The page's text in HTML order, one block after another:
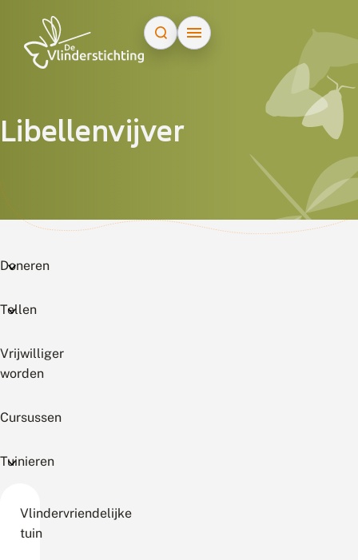
Libellenvijver
Doneren
Tellen
Vrijwilliger
worden
Cursussen
Tuinieren
Vlindervriendelijke
tuin